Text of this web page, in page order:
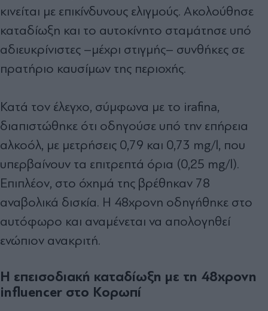
κινείται με επικίνδυνους ελιγμούς. Ακολούθησε
καταδίωξη και το αυτοκίνητο σταμάτησε υπό
αδιευκρίνιστες –μέχρι στιγμής– συνθήκες σε
πρατήριο καυσίμων της περιοχής.
Κατά τον έλεγχο, σύμφωνα με το irafina,
διαπιστώθηκε ότι οδηγούσε υπό την επήρεια
αλκοόλ, με μετρήσεις 0,79 και 0,73 mg/l, που
υπερβαίνουν τα επιτρεπτά όρια (0,25 mg/l).
Επιπλέον, στο όχημά της βρέθηκαν 78
αναβολικά δισκία. Η 48χρονη οδηγήθηκε στο
αυτόφωρο και αναμένεται να απολογηθεί
ενώπιον ανακριτή.
Η επεισοδιακή καταδίωξη με τη 48χρονη
influencer στο Κορωπί